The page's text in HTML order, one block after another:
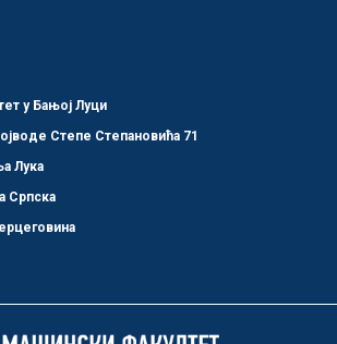
у Бањој Луци
Степе Степановића 71
Лука
Српска